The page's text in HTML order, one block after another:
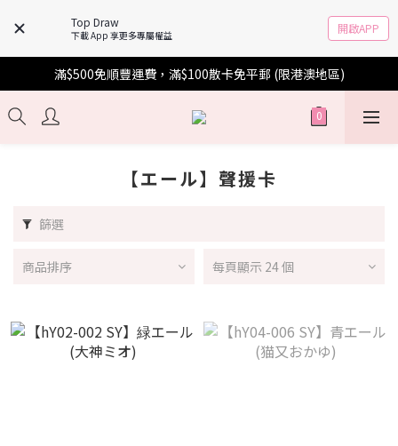
Top Draw
下載 App 享更多專屬權益 開啟APP
滿$500免順豐運費，滿$100散卡免平郵 (限港澳地區)
【エール】聲援卡
篩選
商品排序 每頁顯示 24 個